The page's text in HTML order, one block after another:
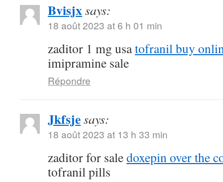
Bvisjxsays:
18 août 2023 at 6 h 01 min
zaditor 1 mg usatofranil buy
imipramine sale
Répondre
Jkfsjesays:
18 août 2023 at 13 h 33 min
zaditor for saledoxepin over the
tofranil pills